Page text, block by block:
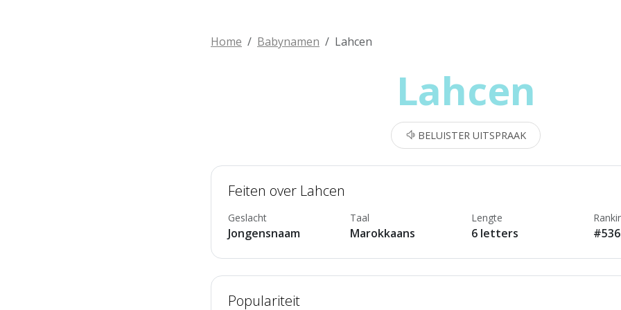
Home Babynamen Lahcen
Lahcen
BELUISTER UITSPRAAK
Feiten over Lahcen
Geslacht
Jongensnaam
Taal
Marokkaans
Lengte
6 letters
Populariteit